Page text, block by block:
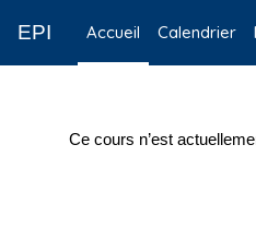
EPI Accueil Calendrier
Ce cours n’est